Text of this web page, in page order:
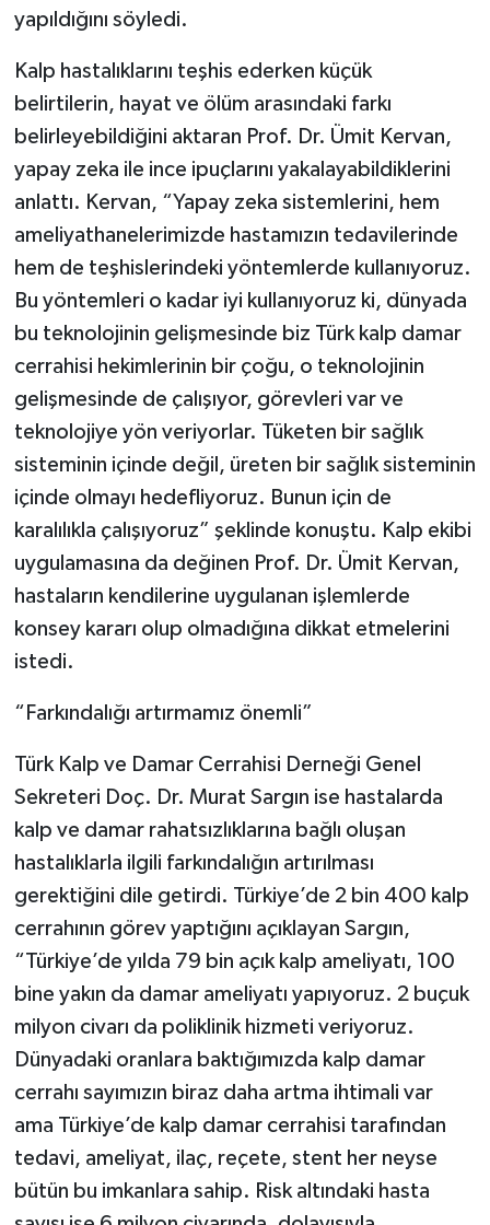
yapıldığını söyledi.
Kalp hastalıklarını teşhis ederken küçük
belirtilerin, hayat ve ölüm arasındaki farkı
belirleyebildiğini aktaran Prof. Dr. Ümit Kervan,
yapay zeka ile ince ipuçlarını yakalayabildiklerini
anlattı. Kervan, “Yapay zeka sistemlerini, hem
ameliyathanelerimizde hastamızın tedavilerinde
hem de teşhislerindeki yöntemlerde kullanıyoruz.
Bu yöntemleri o kadar iyi kullanıyoruz ki, dünyada
bu teknolojinin gelişmesinde biz Türk kalp damar
cerrahisi hekimlerinin bir çoğu, o teknolojinin
gelişmesinde de çalışıyor, görevleri var ve
teknolojiye yön veriyorlar. Tüketen bir sağlık
sisteminin içinde değil, üreten bir sağlık sisteminin
içinde olmayı hedefliyoruz. Bunun için de
karalılıkla çalışıyoruz” şeklinde konuştu. Kalp ekibi
uygulamasına da değinen Prof. Dr. Ümit Kervan,
hastaların kendilerine uygulanan işlemlerde
konsey kararı olup olmadığına dikkat etmelerini
istedi.
“Farkındalığı artırmamız önemli”
Türk Kalp ve Damar Cerrahisi Derneği Genel
Sekreteri Doç. Dr. Murat Sargın ise hastalarda
kalp ve damar rahatsızlıklarına bağlı oluşan
hastalıklarla ilgili farkındalığın artırılması
gerektiğini dile getirdi. Türkiye’de 2 bin 400 kalp
cerrahının görev yaptığını açıklayan Sargın,
“Türkiye’de yılda 79 bin açık kalp ameliyatı, 100
bine yakın da damar ameliyatı yapıyoruz. 2 buçuk
milyon civarı da poliklinik hizmeti veriyoruz.
Dünyadaki oranlara baktığımızda kalp damar
cerrahı sayımızın biraz daha artma ihtimali var
ama Türkiye’de kalp damar cerrahisi tarafından
tedavi, ameliyat, ilaç, reçete, stent her neyse
bütün bu imkanlara sahip. Risk altındaki hasta